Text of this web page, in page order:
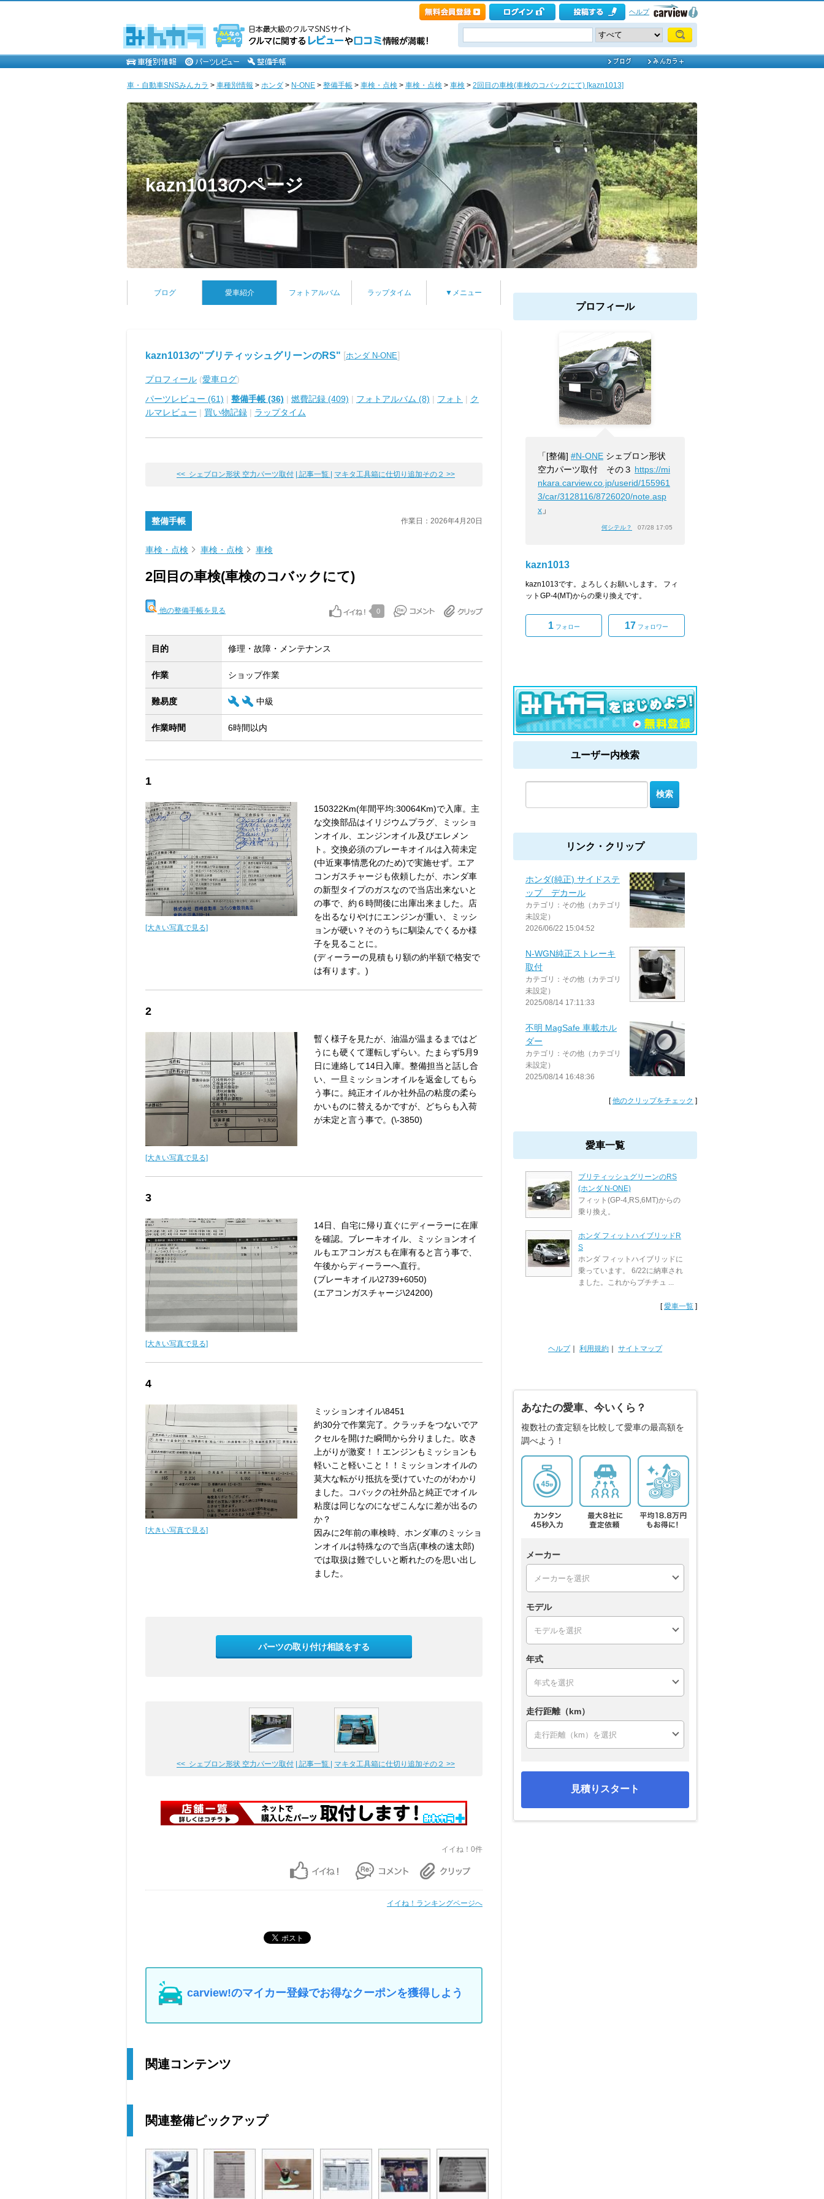
ヘルプ
車・自動車SNSみんカラ > 車種別情報 > ホンダ > N-ONE > 整備手帳 > 車検・点検 > 車検・点検 > 車検 > 2回目の車検(車検のコバックにて) [kazn1013]
kazn1013のページ
ブログ 愛車紹介 フォトアルバム ラップタイム ▼メニュー
kazn1013の"ブリティッシュグリーンのRS" [ホンダ N-ONE]
プロフィール (愛車ログ)
パーツレビュー (61) | 整備手帳 (36) | 燃費記録 (409) | フォトアルバム (8) | フォト | ク
ルマレビュー | 買い物記録 | ラップタイム
<< シェブロン形状 空力パーツ取付 | 記事一覧 | マキタ工具箱に仕切り追加その２ >>
整備手帳 作業日：2026年4月20日
車検・点検 車検・点検 車検
2回目の車検(車検のコバックにて)
他の整備手帳を見る 0
目的 修理・故障・メンテナンス
作業 ショップ作業
難易度 中級
作業時間 6時間以内
1
[大きい写真で見る]
150322Km(年間平均:30064Km)で入庫。主
な交換部品はイリジウムプラグ、ミッショ
ンオイル、エンジンオイル及びエレメン
ト。交換必須のブレーキオイルは入荷未定
(中近東事情悪化のため)で実施せず。エア
コンガスチャージも依頼したが、ホンダ車
の新型タイプのガスなので当店出来ないと
の事で、約６時間後に出庫出来ました。店
を出るなりやけにエンジンが重い、ミッシ
ョンが硬い？そのうちに馴染んでくるか様
子を見ることに。
(ディーラーの見積もり額の約半額で格安で
は有ります。)
2
[大きい写真で見る]
暫く様子を見たが、油温が温まるまではど
うにも硬くて運転しずらい。たまらず5月9
日に連絡して14日入庫。整備担当と話し合
い、一旦ミッションオイルを返金してもら
う事に。純正オイルか社外品の粘度の柔ら
かいものに替えるかですが、どちらも入荷
が未定と言う事で。(\-3850)
3
[大きい写真で見る]
14日、自宅に帰り直ぐにディーラーに在庫
を確認。ブレーキオイル、ミッションオイ
ルもエアコンガスも在庫有ると言う事で、
午後からディーラーへ直行。
(ブレーキオイル\2739+6050)
(エアコンガスチャージ\24200)
4
[大きい写真で見る]
ミッションオイル\8451
約30分で作業完了。クラッチをつないでア
クセルを開けた瞬間から分りました。吹き
上がりが激変！！エンジンもミッションも
軽いこと軽いこと！！ミッションオイルの
莫大な転がり抵抗を受けていたのがわかり
ました。コバックの社外品と純正でオイル
粘度は同じなのになぜこんなに差が出るの
か？
因みに2年前の車検時、ホンダ車のミッショ
ンオイルは特殊なので当店(車検の速太郎)
では取扱は難でしいと断れたのを思い出し
ました。
パーツの取り付け相談をする
<< シェブロン形状 空力パーツ取付 | 記事一覧 | マキタ工具箱に仕切り追加その２ >>
イイね！0件
イイね！ランキングページへ
carview!のマイカー登録でお得なクーポンを獲得しよう
関連コンテンツ
関連整備ピックアップ
プロフィール
「[整備] #N-ONE シェブロン形状
空力パーツ取付 その３ https://mi
nkara.carview.co.jp/userid/155961
3/car/3128116/8726020/note.asp
x 」
何シテル？ 07/28 17:05
kazn1013
kazn1013です。よろしくお願いします。 フィ
ットGP-4(MT)からの乗り換えです。
1フォロー 17 フォロワー
ユーザー内検索
リンク・クリップ
ホンダ(純正) サイドステ
ップ デカール
カテゴリ：その他（カテゴリ
未設定）
2026/06/22 15:04:52
N-WGN純正ストレーキ
取付
カテゴリ：その他（カテゴリ
未設定）
2025/08/14 17:11:33
不明 MagSafe 車載ホル
ダー
カテゴリ：その他（カテゴリ
未設定）
2025/08/14 16:48:36
[他のクリップをチェック ]
愛車一覧
ブリティッシュグリーンのRS
(ホンダ N-ONE)
フィット(GP-4,RS,6MT)からの
乗り換え。
ホンダ フィットハイブリッドR
S
ホンダ フィットハイブリッドに
乗っています。 6/22に納車され
ました。これからプチチュ ...
[愛車一覧 ]
ヘルプ｜ 利用規約 サイトマップ
あなたの愛車、今いくら？
複数社の査定額を比較して愛車の最高額を
調べよう！
メーカー
モデル
年式
走行距離（km）
見積りスタート